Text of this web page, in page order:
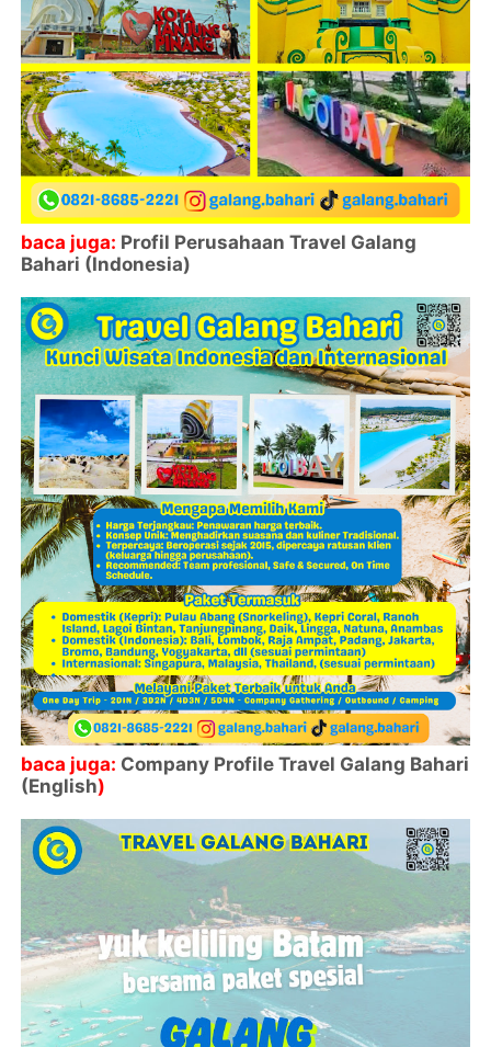
baca juga: Profil Perusahaan Travel Galang
Bahari (Indonesia)
baca juga: Company Profile Travel Galang Bahari
(English)